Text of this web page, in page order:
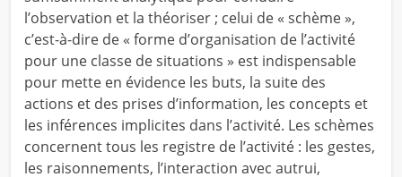
l’observation et la théoriser ; celui de « schème »,
c’est-à-dire de « forme d’organisation de l’activité
pour une classe de situations » est indispensable
pour mette en évidence les buts, la suite des
actions et des prises d’information, les concepts et
les inférences implicites dans l’activité. Les schèmes
concernent tous les registre de l’activité : les gestes,
les raisonnements, l’interaction avec autrui,